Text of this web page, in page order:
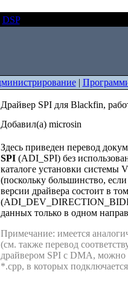
DSP
|
Драйвер SPI для Blackfin,
Добавил(а) microsin
Здесь приведен перевод
SPI(ADI_SPI) без
каталоге установки системы
(поскольку большинство,
версии драйвера состоит в
данных только в одном
Примечание: имеется
(см. также перевод
драйвером SPI с DMA, можно
*.cpp, в которых